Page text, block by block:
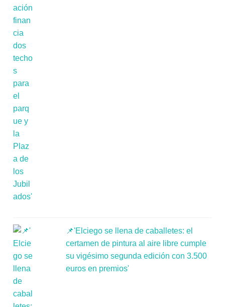
📌'Elciego se llena de caballetes: el
certamen de pintura al aire libre cumple
su vigésimo segunda edición con 3.500
euros en premios'